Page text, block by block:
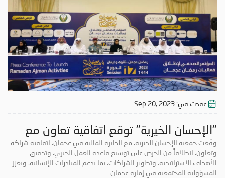
عقدت في: Sep 20, 2023
"الإحسان الخيرية" توقع اتفاقية تعاون مع
"مالية" عجمان
وقّعت جمعية الإحسان الخيرية، مع الدائرة المالية في عجمان، اتفاقية شراكة
وتعاون، انطلاقاً من الحرص على توسيع قاعدة العمل الخيري، وتحقيق
الأهداف الاستراتيجية، وتطوير الشراكات، بما يدعم المبادرات الإنسانية، ويعزز
المسؤولية المجتمعية في إمارة عجمان.